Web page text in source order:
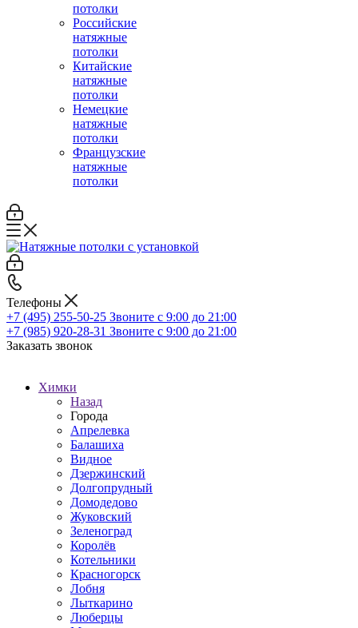
потолки
Российские
натяжные
потолки
Китайские
натяжные
потолки
Немецкие
натяжные
потолки
Французские
натяжные
потолки
Телефоны
+7 (495) 255-50-25 Звоните с 9:00 до 21:00
+7 (985) 920-28-31 Звоните с 9:00 до 21:00
Заказать звонок
Химки
Назад
Города
Апрелевка
Балашиха
Видное
Дзержинский
Долгопрудный
Домодедово
Жуковский
Зеленоград
Королёв
Котельники
Красногорск
Лобня
Лыткарино
Люберцы